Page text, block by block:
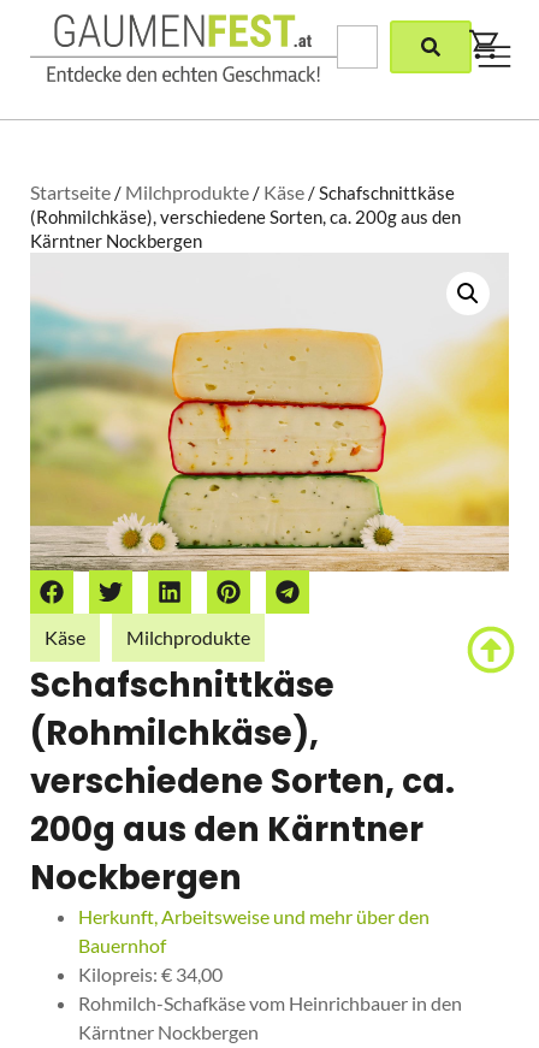
Startseite/ Milchprodukte/ Käse/ Schafschnittkäse
(Rohmilchkäse), verschiedene Sorten, ca. 200g aus den
Kärntner Nockbergen
Käse Milchprodukte
Schafschnittkäse
(Rohmilchkäse),
verschiedene Sorten, ca.
200g aus den Kärntner
Nockbergen
Herkunft, Arbeitsweise und mehr über den
Bauernhof
Kilopreis: € 34,00
Rohmilch-Schafkäse vom Heinrichbauer in den
Kärntner Nockbergen